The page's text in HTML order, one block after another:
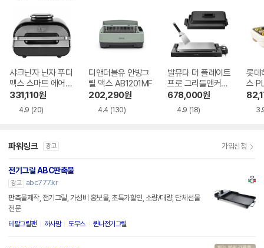
샤크닌자 닌자 푸디
맥스 스마트 에어그
릴 AG551KR
331,110원
4.9 (20)
디앤더블유 안방그
릴 맥스 AB1201MF
202,290원
4.4 (130)
발뮤다 더 플레이트
프로 그리들앤커버
포함
678,000원
4.9 (18)
롯데
스
G
파워링크 광고 가입신청
전기그릴 ABC판촉물
광고
abc777.kr
판촉물제작, 전기그릴, 가성비 홍보물, 초특가할인, 소량/대량, 단체선물
전문
테팔그릴팬 까사맘 도무스 퀸나전기그릴